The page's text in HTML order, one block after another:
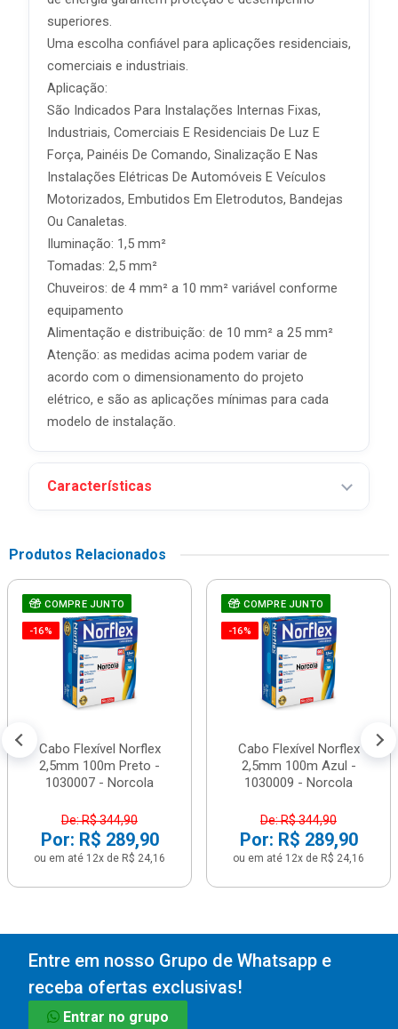
superiores.
Uma escolha confiável para aplicações residenciais,
comerciais e industriais.
Aplicação:
São Indicados Para Instalações Internas Fixas,
Industriais, Comerciais E Residenciais De Luz E
Força, Painéis De Comando, Sinalização E Nas
Instalações Elétricas De Automóveis E Veículos
Motorizados, Embutidos Em Eletrodutos, Bandejas
Ou Canaletas.
Iluminação: 1,5 mm²
Tomadas: 2,5 mm²
Chuveiros: de 4 mm² a 10 mm² variável conforme
equipamento
Alimentação e distribuição: de 10 mm² a 25 mm²
Atenção: as medidas acima podem variar de
acordo com o dimensionamento do projeto
elétrico, e são as aplicações mínimas para cada
modelo de instalação.
Características
Produtos Relacionados
COMPRE JUNTO
-16%
Cabo Flexível Norflex
2,5mm 100m Preto -
1030007 - Norcola
De: R$ 344,90
Por: R$ 289,90
ou em até 12x de R$ 24,16
COMPRE JUNTO
-16%
Cabo Flexível Norflex
2,5mm 100m Azul -
1030009 - Norcola
De: R$ 344,90
Por: R$ 289,90
ou em até 12x de R$ 24,16
Entre em nosso Grupo de Whatsapp e
receba ofertas exclusivas!
Entrar no grupo